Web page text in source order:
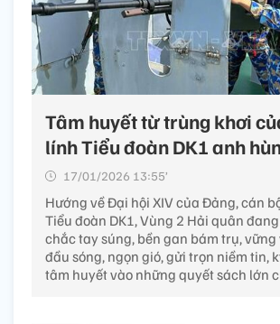
Tâm huyết từ trùng khơi
lính Tiểu đoàn DK1 anh
17/01/2026 13:55’
Hướng về Đại hội XIV của Đảng, cán
Tiểu đoàn DK1, Vùng 2 Hải quân
chắc tay súng, bền gan bám trụ,
đầu sóng, ngọn gió, gửi trọn niềm tin,
tâm huyết vào những quyết sách lớn